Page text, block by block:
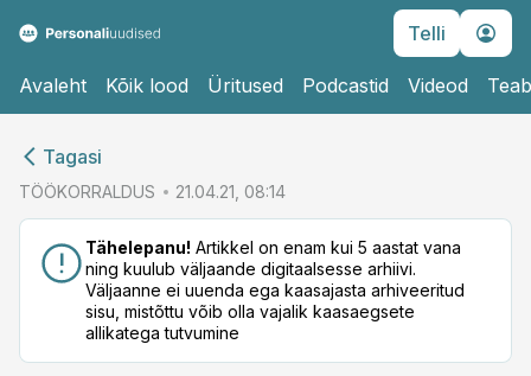
Telli
Avaleht Kõik lood Üritused Podcastid Videod
Tagasi
TÖÖKORRALDUS 21.04.21, 08:14
Tähelepanu! Artikkel on enam kui 5 aastat vana
ning kuulub väljaande digitaalsesse arhiivi.
Väljaanne ei uuenda ega kaasajasta arhiveeritud
sisu, mistõttu võib olla vajalik kaasaegsete
allikatega tutvumine